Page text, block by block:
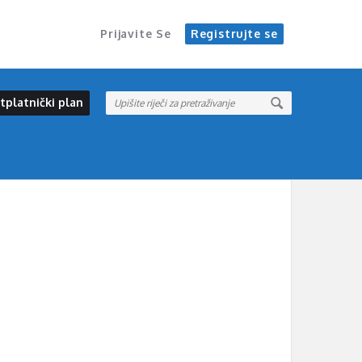
Prijavite Se Registrujte se
plan